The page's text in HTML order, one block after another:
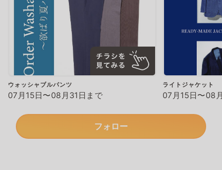
ウォッシャブルパンツ
07月15日〜08月31日まで
ライトジャケット
07月15日〜08
フォロー